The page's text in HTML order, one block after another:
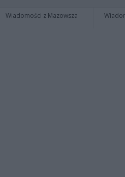
Wiadomości z Mazowsza